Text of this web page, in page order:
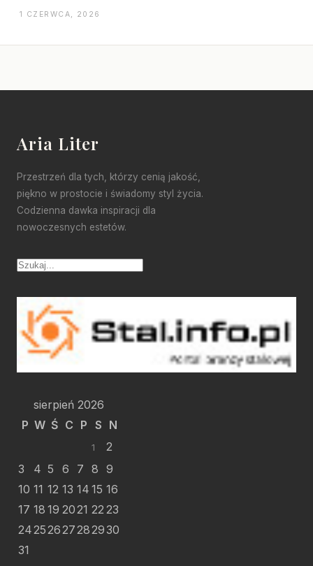
1 CZERWCA, 2026
Aria Liter
Przestrzeń dla tych, którzy cenią jakość,
piękno w prostocie i świadomy styl życia.
Codzienna dawka inspiracji dla
nowoczesnych estetów.
sierpień 2026
P W Ś C P S N
1
2
3
4 5 6 7 8 9
10 11 12 13 14 15 16
17 18 19 2021 22 23
24252627282930
31